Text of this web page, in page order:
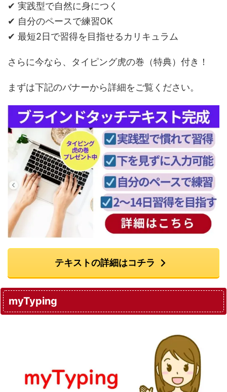
✔ 実践型で自然に身につく
✔ 自分のペースで練習OK
✔ 最短2日で習得を目指せるカリキュラム
さらに今なら、タイピング虎の巻（特典）付き！
まずは下記のバナーから詳細をご覧ください。
テキストの詳細はコチラ
myTyping